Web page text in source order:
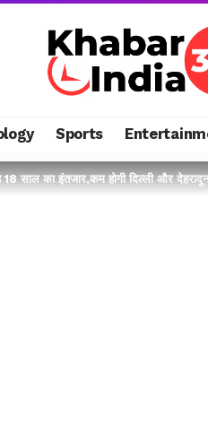
Sports
18 साल का इंतजार,कम होगी दिल्ली और